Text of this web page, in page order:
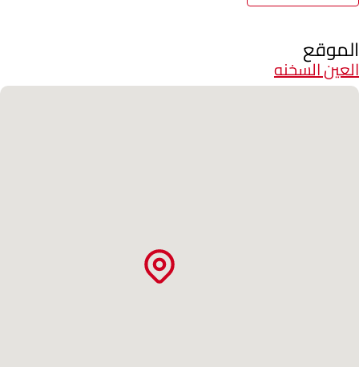
الموقع
العين السخنه